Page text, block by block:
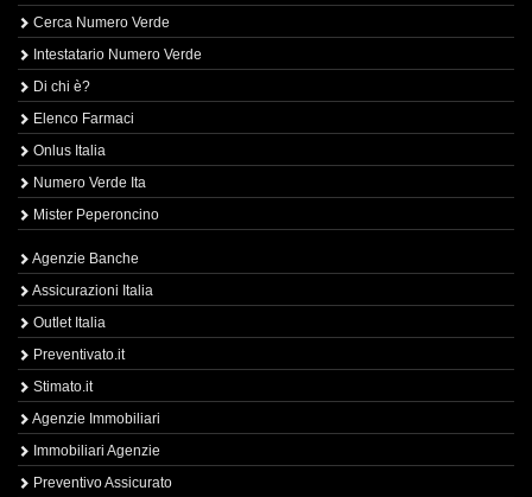
Cerca Numero Verde
Intestatario Numero Verde
Di chi è?
Elenco Farmaci
Onlus Italia
Numero Verde Ita
Mister Peperoncino
Agenzie Banche
Assicurazioni Italia
Outlet Italia
Preventivato.it
Stimato.it
Agenzie Immobiliari
Immobiliari Agenzie
Preventivo Assicurato